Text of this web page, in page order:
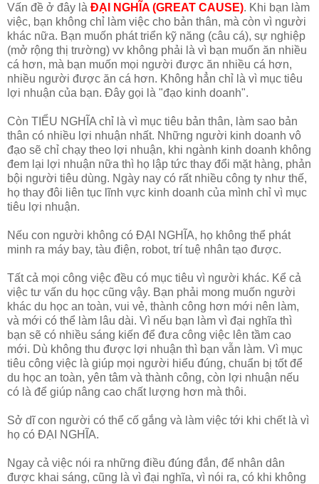
Vấn đề ở đây là ĐẠI NGHĨA (GREAT CAUSE). Khi bạn làm
việc, bạn không chỉ làm việc cho bản thân, mà còn vì người
khác nữa. Bạn muốn phát triển kỹ năng (câu cá), sự nghiệp
(mở rộng thị trường) vv không phải là vì bạn muốn ăn nhiều
cá hơn, mà bạn muốn mọi người được ăn nhiều cá hơn,
nhiều người được ăn cá hơn. Không hẳn chỉ là vì mục tiêu
lợi nhuận của bạn. Đây gọi là "đạo kinh doanh".
Còn TIỂU NGHĨA chỉ là vì mục tiêu bản thân, làm sao bản
thân có nhiều lợi nhuận nhất. Những người kinh doanh vô
đạo sẽ chỉ chạy theo lợi nhuận, khi ngành kinh doanh không
đem lại lợi nhuận nữa thì họ lập tức thay đổi mặt hàng, phản
bội người tiêu dùng. Ngày nay có rất nhiều công ty như thế,
họ thay đôi liên tục lĩnh vực kinh doanh của mình chỉ vì mục
tiêu lợi nhuận.
Nếu con người không có ĐẠI NGHĨA, họ không thể phát
minh ra máy bay, tàu điện, robot, trí tuệ nhân tạo được.
Tất cả mọi công việc đều có mục tiêu vì người khác. Kể cả
việc tư vấn du học cũng vậy. Bạn phải mong muốn người
khác du học an toàn, vui vẻ, thành công hơn mới nên làm,
và mới có thể làm lâu dài. Vì nếu bạn làm vì đại nghĩa thì
bạn sẽ có nhiều sáng kiến để đưa công việc lên tầm cao
mới. Dù không thu được lợi nhuận thì bạn vẫn làm. Vì mục
tiêu công việc là giúp mọi người hiểu đúng, chuẩn bị tốt để
du học an toàn, yên tâm và thành công, còn lợi nhuận nếu
có là để giúp nâng cao chất lượng hơn mà thôi.
Sở dĩ con người có thể cố gắng và làm việc tới khi chết là vì
họ có ĐẠI NGHĨA.
Ngay cả việc nói ra những điều đúng đắn, để nhân dân
được khai sáng, cũng là vì đại nghĩa, vì nói ra, có khi không